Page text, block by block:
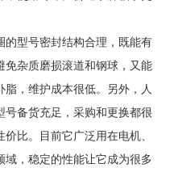
的型号密封结构合理，既能有
免杂质磨损滚道和钢球，又能
，维护成本很低。另外，人
备货充足，采购和更换都很
比。目前它广泛用在电机、
，稳定的性能让它成为很多